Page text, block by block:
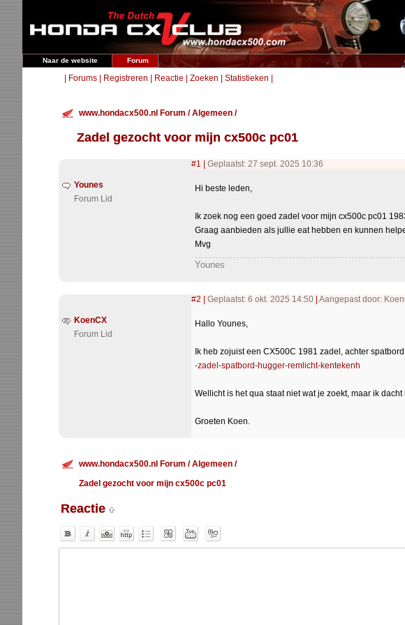
Naar de website Forum
Forums Registreren Reactie Zoeken Statistieken
www.hondacx500.nl Forum /Algemeen/
Zadel gezocht voor mijn cx500c pc01
Younes
Forum Lid
#1 Geplaatst: 27 sept. 2025 10:36
Hi beste leden,
Ik zoek nog een goed zadel voor mijn cx500c pc01
Graag aanbieden als jullie eat hebben en kunnen
Mvg
Younes
KoenCX
Forum Lid
#2 Geplaatst: 6 okt. 2025 14:50 Aangepast door:
Hallo Younes,
Ik heb zojuist een CX500C 1981 zadel, achter
-zadel-spatbord-hugger-remlicht-kentekenh
Wellicht is het qua staat niet wat je zoekt, maar ik
Groeten Koen.
www.hondacx500.nl Forum /Algemeen/
Zadel gezocht voor mijn cx500c pc01
Reactie